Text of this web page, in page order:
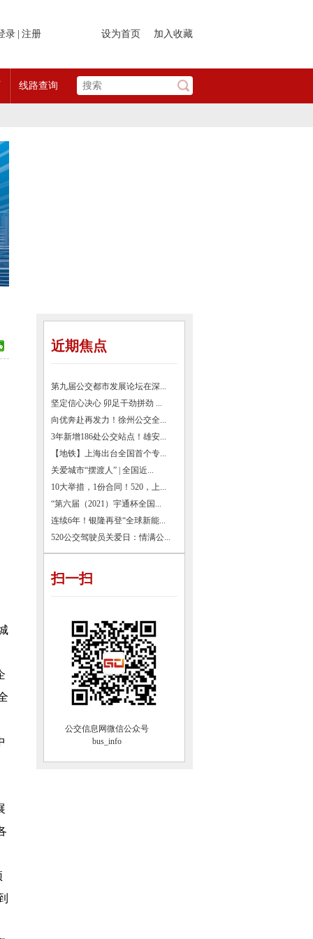
录 注册 设为首页 加入收藏
线路查询
近期焦点
第九届公交都市发展论坛在深...
坚定信心决心 卯足干劲拼劲 ...
向优奔赴再发力！徐州公交全...
3年新增186处公交站点！雄安...
【地铁】上海出台全国首个专...
关爱城市“摆渡人” | 全国近...
10大举措，1份合同！520，上...
“第六届（2021）宇通杯全国...
连续6年！银隆再登“全球新能...
520公交驾驶员关爱日：情满公...
扫一扫
公交信息网微信公众号
bus_info